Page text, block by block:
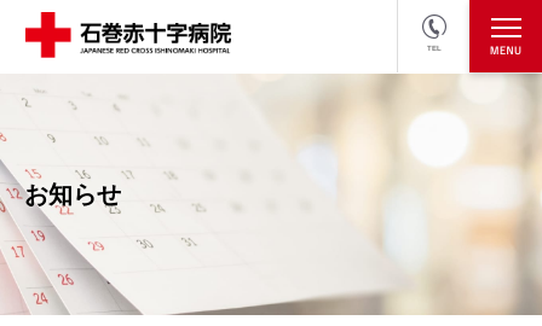
TEL
医療関係者の方
お知らせ